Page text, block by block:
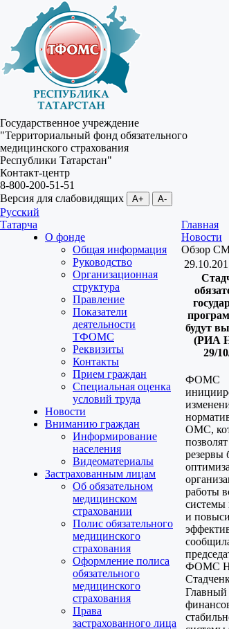
Государственное учреждение
"Территориальный фонд обязательного
медицинского страхования
Республики Татарстан"
Контакт-центр
8-800-200-51-51
Версия для слабовидящих
A+ A-
Русский
Татарча
О фонде
Общая информация
Руководство
Организационная
структура
Правление
Показатели
деятельности
ТФОМС
Реквизиты
Контакты
Прием граждан
Специальная оценка
условий труда
Новости
Вниманию граждан
Информирование
населения
Видеоматериалы
Застрахованным лицам
Об обязательном
медицинском
страховании
Полис обязательного
медицинского
страхования
Оформление полиса
обязательного
медицинского
страхования
Права
застрахованного лица
Главная
Новости
Обзор
будут
(РИА
29/
ФОМС
ОМС,
резервы
работы
системы
и
ФОМС
Главный